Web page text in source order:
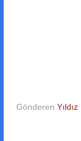
Gönderen